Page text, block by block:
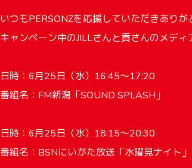
いつもPERSONZを応援していただきありが
キャンペーン中のJILLさんと貢さんのメディ
日時：6月25日（水）16:45〜17:20
番組名：FM新潟「SOUND SPLASH」
日時：6月25日（水）18:15〜20:30
番組名：BSNにいがた放送「水曜見ナイト」